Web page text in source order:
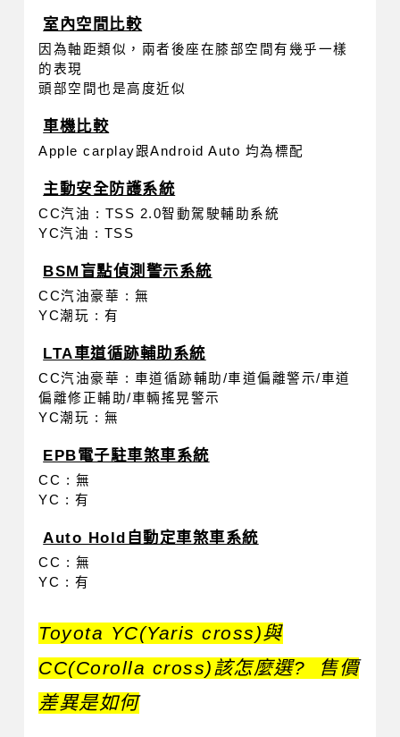
室內空間比較
因為軸距類似，兩者後座在膝部空間有幾乎一樣
的表現
頭部空間也是高度近似
車機比較
Apple carplay跟Android Auto 均為標配
主動安全防護系統
CC汽油 : TSS 2.0智動駕駛輔助系統
YC汽油 : TSS
BSM盲點偵測警示系統
CC汽油豪華 : 無
YC潮玩 : 有
LTA車道循跡輔助系統
CC汽油豪華 : 車道循跡輔助/車道偏離警示/車道
偏離修正輔助/車輛搖晃警示
YC潮玩 : 無
EPB電子駐車煞車系統
CC : 無
YC : 有
Auto Hold自動定車煞車系統
CC : 無
YC : 有
Toyota YC(Yaris cross)與
CC(Corolla cross)該怎麼選?  售價
差異是如何